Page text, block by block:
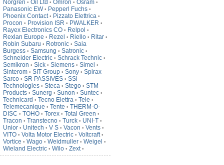
Norgren • Oil Ltd • Omron • Osram •
Panasonic EW • Pepperl Fuchs •
Phoenix Contact • Pizzato Elettrica •
Procon • Provision ISR • PWALKER •
Rayex Electronics CO • Relpol •
Rexlan Europe • Rezel • Riello • Ritar •
Robin Subaru • Rotronic • Saia
Burgess • Samsung • Satronic •
Schneider Electric • Schrack Technic •
Semikron • Sick • Siemens • Simel •
Sinterom • SIT Group • Sony • Spirax
Sarco • SR PASSIVES • SSi
Technologies • Steca • Stego • STM
Products • Sunerg • Sunon • Suntec •
Technicard • Tecno Elettra • Tele •
Telemecanique • Tente • THERM-O-
DISC • TOHO • Torex • Total Green •
Tracon • Transtecno • Turck • UNI-T •
Unior • Unitech • V S • Vacon • Vents •
VITO • Volta Motor Electric • Voltcraft •
Vortice • Wago • Weidmuller • Weigel •
Wieland Electric • Wilo • Zext •